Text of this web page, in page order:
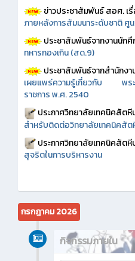
ข่าวประชาสัมพันธ์ สอศ.เ
ภายหลังการสัมมนาระดับชาติ ศู
ประชาสัมพันธ์จากงานนักศึ
ทหารกองเกิน (สด.9)
ประชาสัมพันธ์จากสำนักง
เผยแพร่ความรู้เกี่ยวกับ พร
ราชการ พ.ศ. 2540
ประกาศวิทยาลัยเทคนิคสัตหี
สำหรับติดต่อวิทยาลัยเทคนิคสัต
ประกาศวิทยาลัยเทคนิคสัตหี
สุจริตในการบริหารงาน
กรกฎาคม 2026
กิจกรรมภายใน